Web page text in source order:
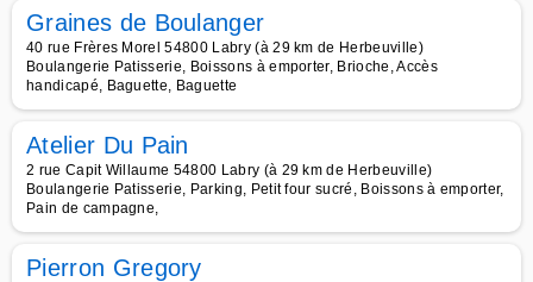
Graines de Boulanger
40 rue Frères Morel 54800 Labry (à 29 km de Herbeuville)
Boulangerie Patisserie, Boissons à emporter, Brioche, Accès
handicapé, Baguette, Baguette
Atelier Du Pain
2 rue Capit Willaume 54800 Labry (à 29 km de Herbeuville)
Boulangerie Patisserie, Parking, Petit four sucré, Boissons à emporter,
Pain de campagne,
Pierron Gregory